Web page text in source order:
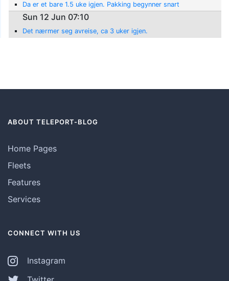
Da er et bare 1.5 uke igjen. Pakking begynner snart
Sun 12 Jun 07:10
Det nærmer seg avreise, ca 3 uker igjen.
ABOUT TELEPORT-BLOG
Home Pages
Fleets
Features
Services
CONNECT WITH US
Instagram